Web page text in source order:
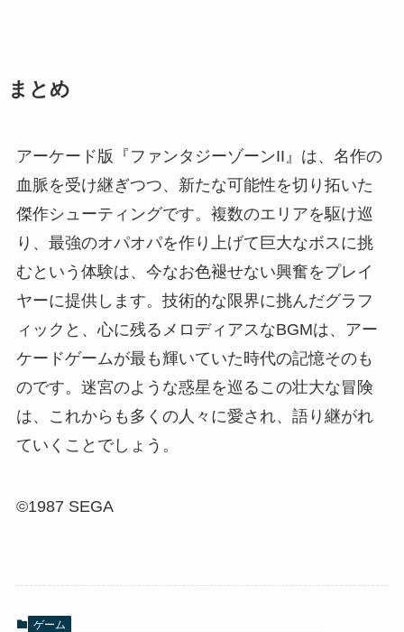
まとめ
アーケード版『ファンタジーゾーンII』は、名作の
血脈を受け継ぎつつ、新たな可能性を切り拓いた
傑作シューティングです。複数のエリアを駆け巡
り、最強のオパオパを作り上げて巨大なボスに挑
むという体験は、今なお色褪せない興奮をプレイ
ヤーに提供します。技術的な限界に挑んだグラフ
ィックと、心に残るメロディアスなBGMは、アー
ケードゲームが最も輝いていた時代の記憶そのも
のです。迷宮のような惑星を巡るこの壮大な冒険
は、これからも多くの人々に愛され、語り継がれ
ていくことでしょう。
©1987 SEGA
ゲーム